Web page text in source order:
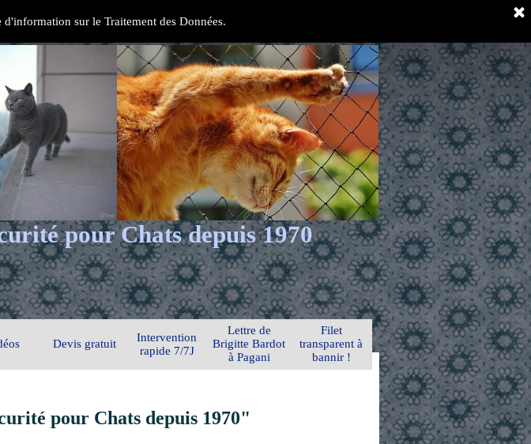
sur le Traitement des Données.
pour Chats depuis 1970
Devis gratuit
Intervention
rapide 7/7J
Lettre de
Brigitte Bardot
à Pagani
Filet
transparent à
bannir !
pour Chats depuis 1970"